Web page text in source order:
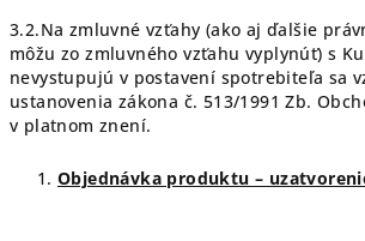
3.2.Na zmluvné vzťahy (ako aj ďalšie
môžu zo zmluvného vzťahu vyplynúť) s
nevystupujú v postavení spotrebiteľa sa
ustanovenia zákona č. 513/1991 Zb.
v platnom znení.
Objednávka produktu –